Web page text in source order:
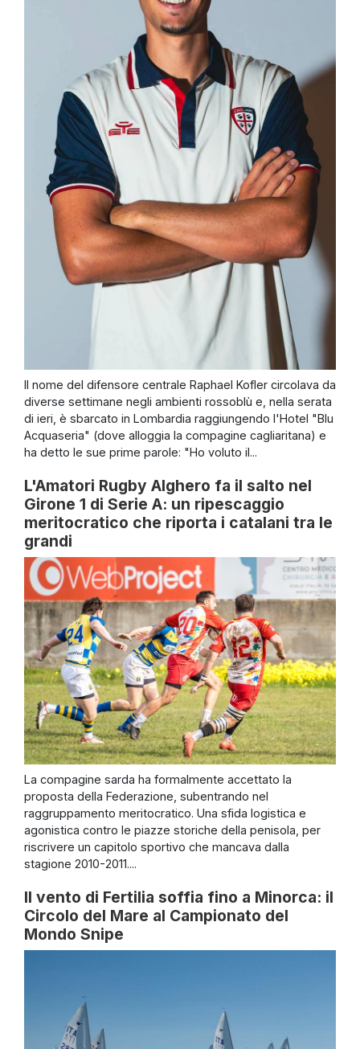
Il nome del difensore centrale Raphael Kofler circolava da
diverse settimane negli ambienti rossoblù e, nella serata
di ieri, è sbarcato in Lombardia raggiungendo l'Hotel "Blu
Acquaseria" (dove alloggia la compagine cagliaritana) e
ha detto le sue prime parole: "Ho voluto il...
L'Amatori Rugby Alghero fa il salto nel
Girone 1 di Serie A: un ripescaggio
meritocratico che riporta i catalani tra le
grandi
La compagine sarda ha formalmente accettato la
proposta della Federazione, subentrando nel
raggruppamento meritocratico. Una sfida logistica e
agonistica contro le piazze storiche della penisola, per
riscrivere un capitolo sportivo che mancava dalla
stagione 2010-2011....
Il vento di Fertilia soffia fino a Minorca: il
Circolo del Mare al Campionato del
Mondo Snipe